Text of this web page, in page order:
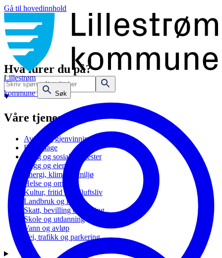
Gå til hovedinnhold
Lillestrøm
kommune
Søk
Hva lurer du på?
Våre tjenester
Avfall og gjenvinning
Barnehage
Bolig og sosiale tjenester
Bygg og eiendom
Energi, klima og miljø
Helse og omsorg
Kultur, fritid og friluftsliv
Landbruk og natur
Skatt, bevilling og næring
Skole og utdanning
Vann og avløp
Vei, trafikk og parkering